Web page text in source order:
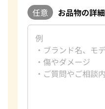
任意 お品物の詳細